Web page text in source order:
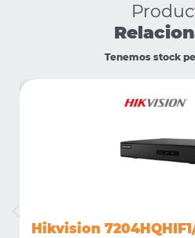
Tenemos stock
Hikvision